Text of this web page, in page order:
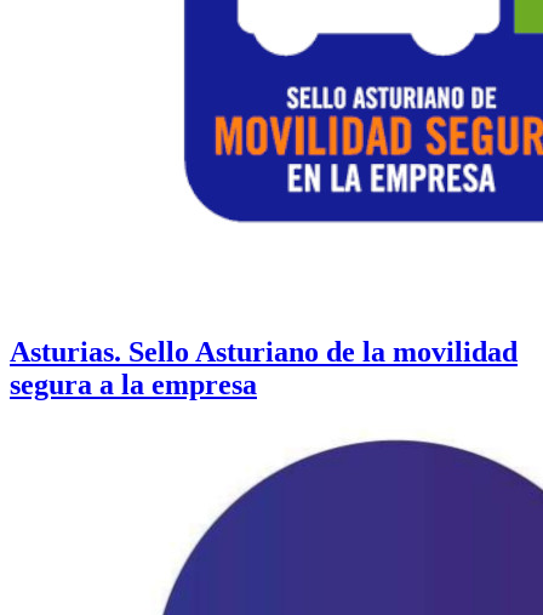
Asturias. Sello Asturiano de la movilidad
segura a la empresa